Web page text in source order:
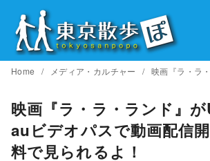
ンHome メディア・カルチャー 映画『ラ・ラ・ランド』がU-NEXTと
映画『ラ・ラ・ランド』
auビデオパスで動画配信
料で見られるよ！